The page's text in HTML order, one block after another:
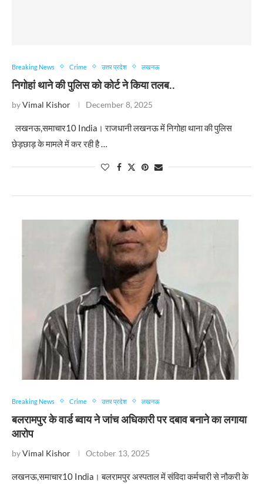
Breaking News Crime उत्तर प्रदेश लखनऊ
निगोहां थाने की पुलिस को कोर्ट ने किया तलब..
byVimal Kishor December 8, 2025
लखनऊ,समाचार10 India। राजधानी लखनऊ में निगोहा थाना की पुलिस
छेड़छाड़ के मामले में कर रही है …
Breaking News Crime उत्तर प्रदेश लखनऊ
बलरामपुर के वार्ड ब्वाय ने जांच अधिकारी पर दबाव बनाने का लगाया
आरोप
byVimal Kishor October 13, 2025
लखनऊ,समाचार10 India। बलरामपुर अस्पताल में संविदा कर्मचारी से नौकरी के